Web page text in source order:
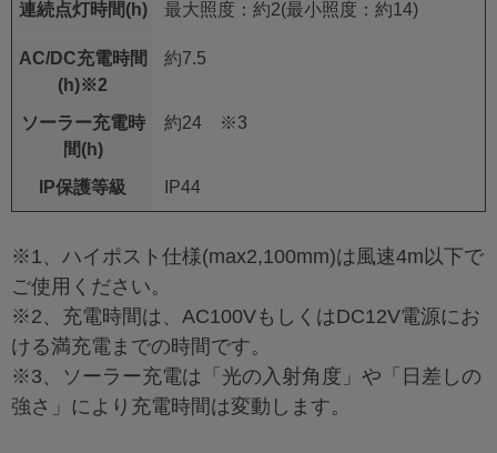
連続点灯時間(h) 最大照度：約2(最小照度：約14)
AC/DC充電時間
(h)※2
約7.5
ソーラー充電時
間(h)
約24 ※3
IP保護等級 IP44
※1、ハイポスト仕様(max2,100mm)は風速4m以下で
ご使用ください。
※2、充電時間は、AC100VもしくはDC12V電源にお
ける満充電までの時間です。
※3、ソーラー充電は「光の入射角度」や「日差しの
強さ」により充電時間は変動します。